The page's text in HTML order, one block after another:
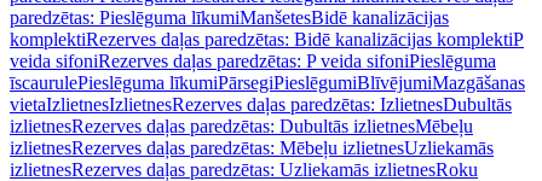
paredzētas: Pieslēguma līkumiManšetesBidē kanalizācijas
komplektiRezerves daļas paredzētas: Bidē kanalizācijas komplektiP
veida sifoniRezerves daļas paredzētas: P veida sifoniPieslēguma
īscaurulePieslēguma līkumiPārsegiPieslēgumiBlīvējumiMazgāšanas
vietaIzlietnesIzlietnesRezerves daļas paredzētas: IzlietnesDubultās
izlietnesRezerves daļas paredzētas: Dubultās izlietnesMēbeļu
izlietnesRezerves daļas paredzētas: Mēbeļu izlietnesUzliekamās
izlietnesRezerves daļas paredzētas: Uzliekamās izlietnesRoku